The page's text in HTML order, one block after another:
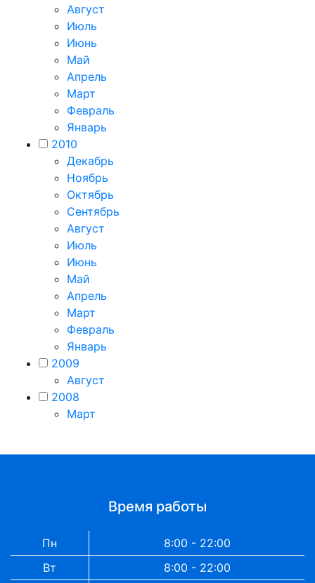
Август
Июль
Июнь
Май
Апрель
Март
Февраль
Январь
2010
Декабрь
Ноябрь
Октябрь
Сентябрь
Август
Июль
Июнь
Май
Апрель
Март
Февраль
Январь
2009
Август
2008
Март
Время работы
Пн
8:00 - 22:00
Вт
8:00 - 22:00